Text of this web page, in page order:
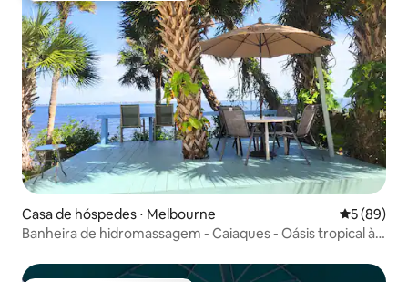
Casa de hóspedes ⋅ Melbourne 5 de uma
5 (89)
Banheira de hidromassagem - Caiaques - Oásis tropical à